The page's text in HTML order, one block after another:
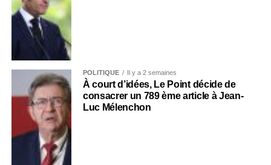
POLITIQUE Il y a 2 semaines
À court d’idées, Le Point décide de
consacrer un 789 ème article à Jean-
Luc Mélenchon